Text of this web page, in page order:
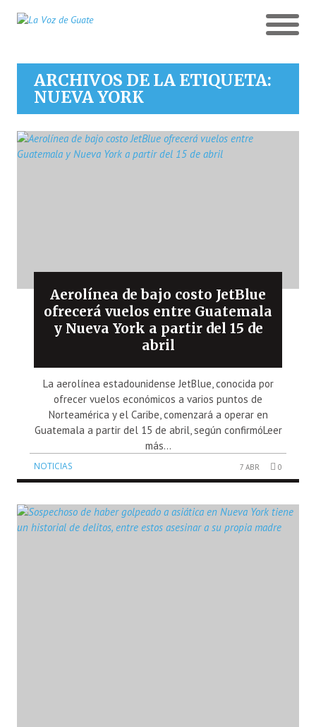
ARCHIVOS DE LA ETIQUETA:
NUEVA YORK
Aerolínea de bajo costo JetBlue
ofrecerá vuelos entre Guatemala
y Nueva York a partir del 15 de
abril
La aerolínea estadounidense JetBlue, conocida por
ofrecer vuelos económicos a varios puntos de
Norteamérica y el Caribe, comenzará a operar en
Guatemala a partir del 15 de abril, según confirmóLeer
más...
NOTICIAS 7 ABR 0